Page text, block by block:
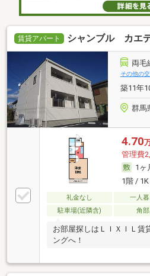
賃貸アパート シャンブル カエ
両毛
その他の
築11年
群馬
4.70
管理費
1ヶ
1階 /
礼金なし 一人
駐車場(近隣含)
角
お部屋探しはＬＩＸＩＬ賃
ングへ！